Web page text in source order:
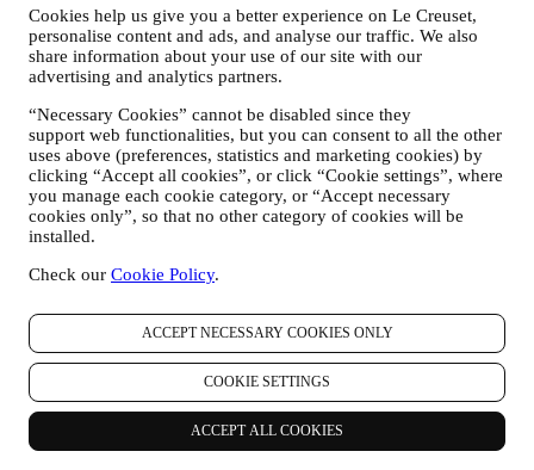
Cookies help us give you a better experience on Le Creuset,
personalise content and ads, and analyse our traffic. We also
share information about your use of our site with our
advertising and analytics partners.
“Necessary Cookies” cannot be disabled since they
support web functionalities, but you can consent to all the other
uses above (preferences, statistics and marketing cookies) by
clicking “Accept all cookies”, or click “Cookie settings”, where
you manage each cookie category, or “Accept necessary
cookies only”, so that no other category of cookies will be
installed.
Check our Cookie Policy.
ACCEPT NECESSARY COOKIES ONLY
COOKIE SETTINGS
ACCEPT ALL COOKIES
Politique en matière de Cookies), dans le but d’améliorer nos
services et nos annonces ou de procéder à des analyses
statistiques ; dans la majorité des cas, nous ne serons pas en
mesure de vous identifier sur base de ces informations
votre feedback, vos demandes, réclamations, questions ou
interactions avec nous (par exemple vos messages, chats,
posts sur les réseaux sociaux, e-mails ou appels
téléphoniques).
Les données personnelles vous concernant, que nous collectons
lorsque vous utilisez le Site web ou lorsque vous nous fournissez de
toute autre façon une quelconque information d’identification
privée sont expliqués sous le paragraphe 8 ci-dessous.
2. QUI RECUEILLE VOS DONNEES PERSONNELLES ?
Le contrôleur des données relatives aux services d’e-commerce
proposés sur le Site web est Le Creuset Benelux SA, dont le siège
social est établi à Le Creuset Benelux SA, 4 Rue de la Presse, 1000
Bruxelles, Belgique.
Si vous acceptez de recevoir des communications commerciales de